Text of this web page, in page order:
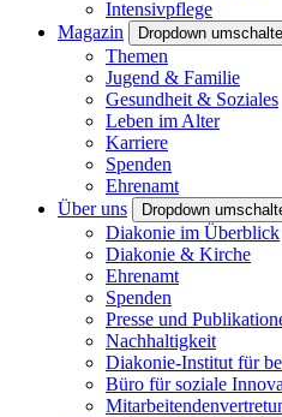
Intensivpflege
Magazin
Dropdown
Themen
Jugend & Familie
Gesundheit & Soziales
Leben im Alter
Karriere
Spenden
Ehrenamt
Über uns
Dropdown
Diakonie im Überblick
Diakonie & Kirche
Ehrenamt
Spenden
Presse und
Nachhaltigkeit
Diakonie-Institut für
Büro für soziale